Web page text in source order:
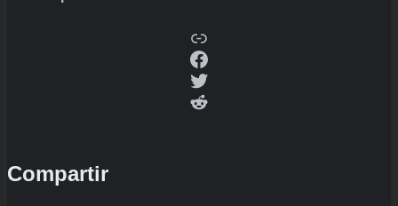
Copy
Facebook
Twitter
Reddit
Compartir